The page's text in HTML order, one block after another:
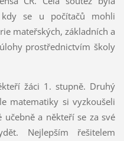
se u počítačů mohli
mateřských, základních a
prostřednictvím školy
žáci 1. stupně. Druhý
matematiky si vyzkoušeli
a někteří se za své
Nejlepším řešitelem